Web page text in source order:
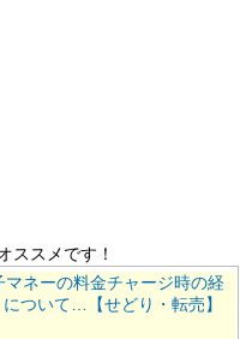
ススメです！
ネーの料金チャージ時の経
ついて…【せどり・転売】